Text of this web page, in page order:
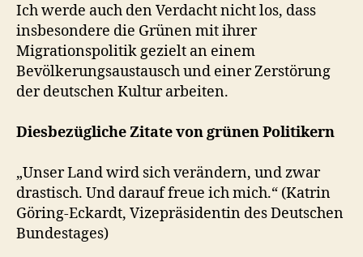
Ich werde auch den Verdacht nicht los, dass
insbesondere die Grünen mit ihrer
Migrationspolitik gezielt an einem
Bevölkerungsaustausch und einer Zerstörung
der deutschen Kultur arbeiten.
Diesbezügliche Zitate von grünen Politikern
„Unser Land wird sich verändern, und zwar
drastisch. Und darauf freue ich mich.“ (Katrin
Göring-Eckardt, Vizepräsidentin des Deutschen
Bundestages)